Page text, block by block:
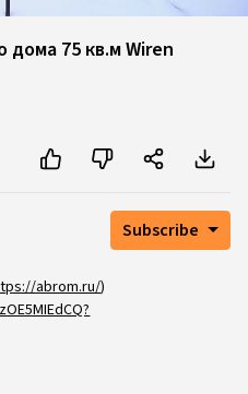
дома 75 кв.м Wiren
Subscribe
abrom.ru/)